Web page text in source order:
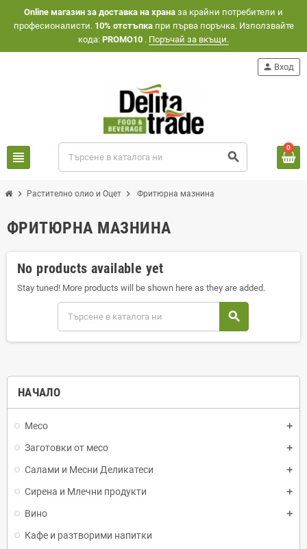
Оnline магазин за доставка на храна за крайни потребители и
професионалисти. 10% отстъпкапри първа поръчка. Използвайте
кода: PROMO10 . Поръчай за вкъщи.
view_headline search
person Вход
0
chevron_right Растително олио и Оцет chevron_right Фритюрна мазнина
НАЧАЛО
Месо
Заготовки от месо
Салами и Месни Деликатеси
Сирена и Млечни продукти
Вино
Кафе и разтворими напитки
ФРИТЮРНА МАЗНИНА
No products available yet
Stay tuned! More products will be shown here as they are added.
search